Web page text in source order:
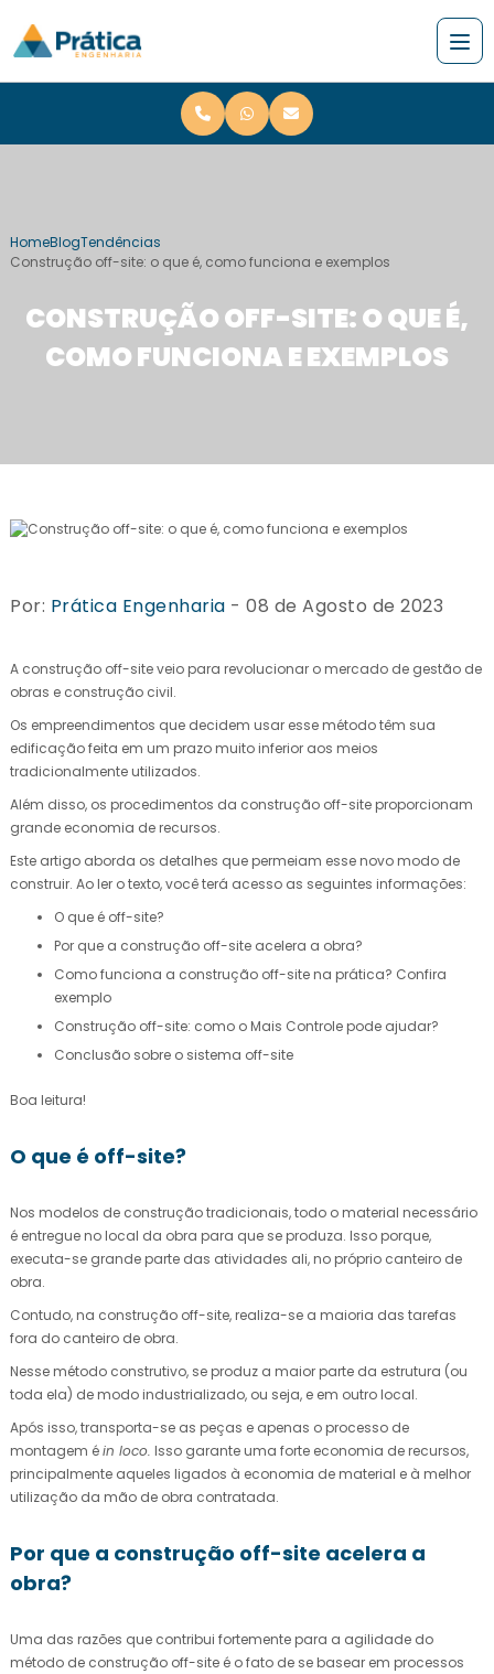
HomeBlogTendências
Construção off-site: o que é, como funciona e exemplos
CONSTRUÇÃO OFF-SITE: O QUE É,
COMO FUNCIONA E EXEMPLOS
Por: Prática Engenharia - 08 de Agosto de 2023
A construção off-site veio para revolucionar o mercado de gestão de
obras e construção civil.
Os empreendimentos que decidem usar esse método têm sua
edificação feita em um prazo muito inferior aos meios
tradicionalmente utilizados.
Além disso, os procedimentos da construção off-site proporcionam
grande economia de recursos.
Este artigo aborda os detalhes que permeiam esse novo modo de
construir. Ao ler o texto, você terá acesso as seguintes informações:
O que é off-site?
Por que a construção off-site acelera a obra?
Como funciona a construção off-site na prática? Confira
exemplo
Construção off-site: como o Mais Controle pode ajudar?
Conclusão sobre o sistema off-site
Boa leitura!
O que é off-site?
Nos modelos de construção tradicionais, todo o material necessário
é entregue no local da obra para que se produza. Isso porque,
executa-se grande parte das atividades ali, no próprio canteiro de
obra.
Contudo, na construção off-site, realiza-se a maioria das tarefas
fora do canteiro de obra.
Nesse método construtivo, se produz a maior parte da estrutura (ou
toda ela) de modo industrializado, ou seja, e em outro local.
Após isso, transporta-se as peças e apenas o processo de
montagem éin loco. Isso garante uma forte economia de recursos,
principalmente aqueles ligados à economia de material e à melhor
utilização da mão de obra contratada.
Por que a construção off-site acelera a
obra?
Uma das razões que contribui fortemente para a agilidade do
método de construção off-site é o fato de se basear em processos